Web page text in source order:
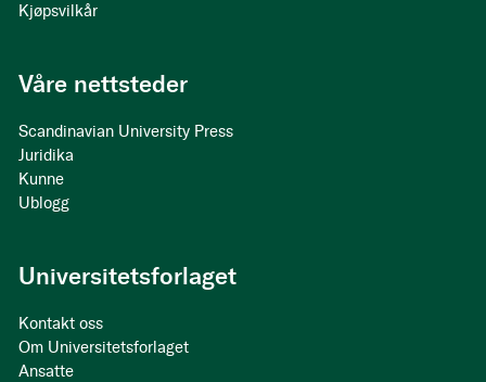
Kjøpsvilkår
Våre nettsteder
Scandinavian University Press
Juridika
Kunne
Ublogg
Universitetsforlaget
Kontakt oss
Om Universitetsforlaget
Ansatte